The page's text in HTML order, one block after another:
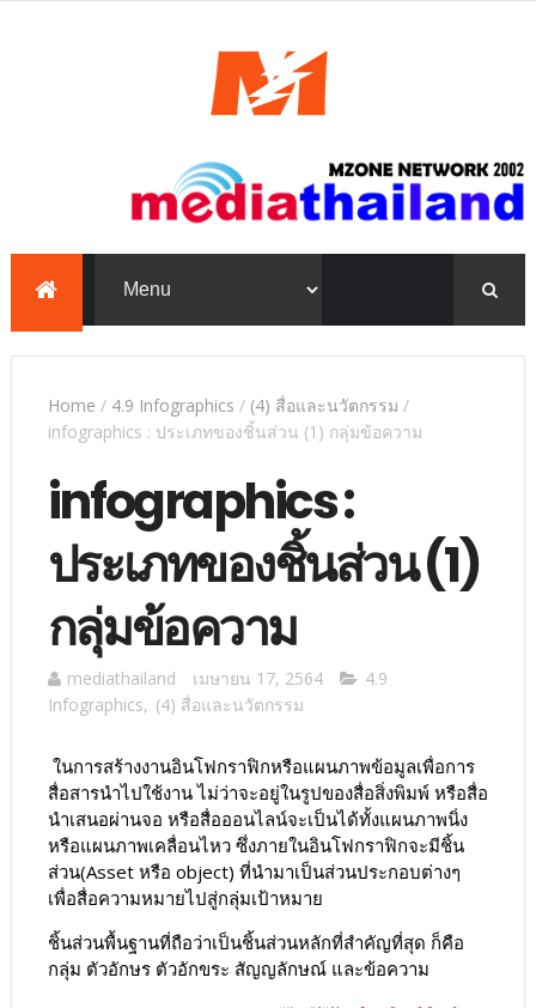
education, e-learning,
PowerPoint, TKP
Home / 4.9 Infographics / (4) สื่อและนวัตกรรม /
infographics : ประเภทของชิ้นส่วน (1) กลุ่มข้อความ
infographics :
ประเภทของชิ้นส่วน (1)
กลุ่มข้อความ
mediathailand เมษายน 17, 2564
4.9
Infographics, (4) สื่อและนวัตกรรม
ในการสร้างงานอินโฟกราฟิกหรือแผนภาพข้อมูลเพื่อการ
สื่อสารนำไปใช้งาน ไม่ว่าจะอยู่ในรูปของสื่อสิ่งพิมพ์ หรือสื่อ
นำเสนอผ่านจอ หรือสื่อออนไลน์จะเป็นได้ทั้งแผนภาพนิ่ง
หรือแผนภาพเคลื่อนไหว ซึ่งภายในอินโฟกราฟิกจะมีชิ้น
ส่วน(Asset หรือ object) ที่นำมาเป็นส่วนประกอบต่างๆ
เพื่อสื่อความหมายไปสู่กลุ่มเป้าหมาย
ชิ้นส่วนพื้นฐานที่ถือว่าเป็นชิ้นส่วนหลักที่สำคัญที่สุด ก็คือ
กลุ่ม ตัวอักษร ตัวอักขระ สัญญลักษณ์ และข้อความ